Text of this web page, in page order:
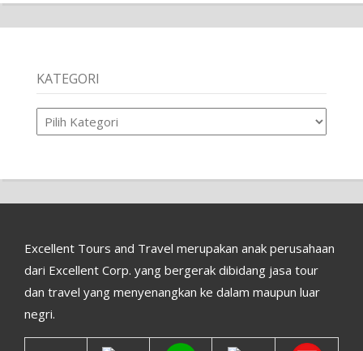
KATEGORI
Kategori
Excellent Tours and Travel merupakan anak perusahaan
dari Excellent Corp. yang bergerak dibidang jasa tour
dan travel yang menyenangkan ke dalam maupun luar
negri.